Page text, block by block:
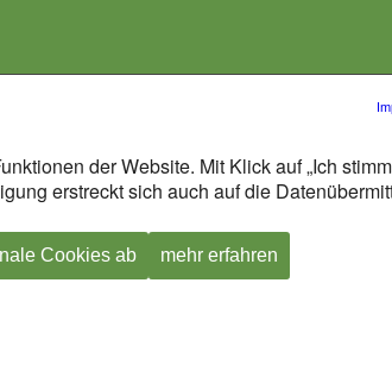
der Website. Mit Klick auf „Ich
erstreckt sich auch auf die
Cookies ab mehr erfahren